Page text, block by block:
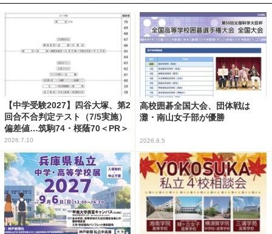
【中学受験2027】四谷大塚、第2
回合不合判定テスト（7/5実施）
偏差値…筑駒74・桜蔭70＜PR＞
2026.7.10
高校囲碁全国大会、団体戦は
灘・南山女子部が優勝
2026.8.5